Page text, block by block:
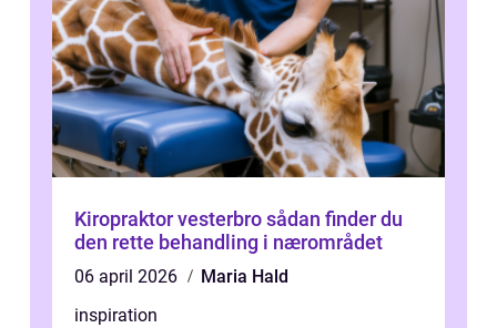
Kiropraktor vesterbro sådan finder du
den rette behandling i nærområdet
06 april 2026
Maria Hald
inspiration